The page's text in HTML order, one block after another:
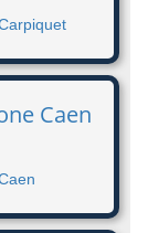
Caen